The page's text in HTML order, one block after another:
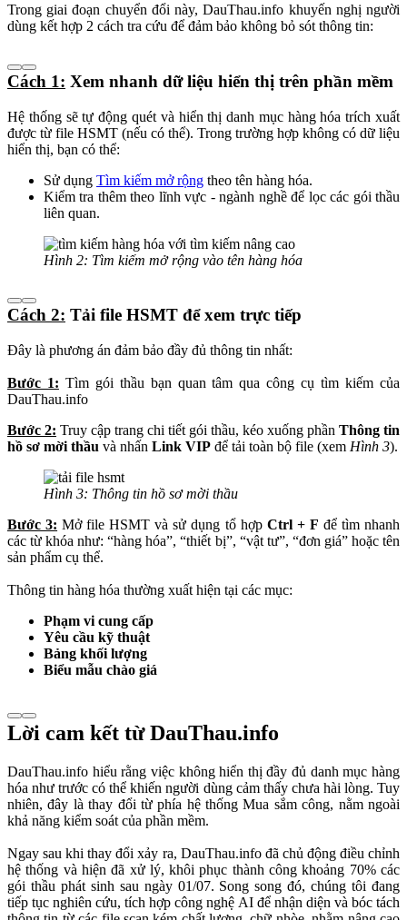
Trong giai đoạn chuyển đổi này, DauThau.info khuyến nghị người
dùng kết hợp 2 cách tra cứu để đảm bảo không bỏ sót thông tin:
Cách 1: Xem nhanh dữ liệu hiển thị trên phần mềm
Hệ thống sẽ tự động quét và hiển thị danh mục hàng hóa trích xuất
được từ file HSMT (nếu có thể). Trong trường hợp không có dữ liệu
hiển thị, bạn có thể:
Sử dụng Tìm kiếm mở rộng theo tên hàng hóa.
Kiểm tra thêm theo lĩnh vực - ngành nghề để lọc các gói thầu
liên quan.
Hình 2: Tìm kiếm mở rộng vào tên hàng hóa
Cách 2: Tải file HSMT để xem trực tiếp
Đây là phương án đảm bảo đầy đủ thông tin nhất:
Bước 1: Tìm gói thầu bạn quan tâm qua công cụ tìm kiếm của
DauThau.info
Bước 2: Truy cập trang chi tiết gói thầu, kéo xuống phần Thông tin
hồ sơ mời thầu và nhấn Link VIP để tải toàn bộ file (xem Hình 3).
Hình 3: Thông tin hồ sơ mời thầu
Bước 3: Mở file HSMT và sử dụng tổ hợp Ctrl + F để tìm nhanh
các từ khóa như: “hàng hóa”, “thiết bị”, “vật tư”, “đơn giá” hoặc tên
sản phẩm cụ thể.
Thông tin hàng hóa thường xuất hiện tại các mục:
Phạm vi cung cấp
Yêu cầu kỹ thuật
Bảng khối lượng
Biểu mẫu chào giá
Lời cam kết từ DauThau.info
DauThau.info hiểu rằng việc không hiển thị đầy đủ danh mục hàng
hóa như trước có thể khiến người dùng cảm thấy chưa hài lòng. Tuy
nhiên, đây là thay đổi từ phía hệ thống Mua sắm công, nằm ngoài
khả năng kiểm soát của phần mềm.
Ngay sau khi thay đổi xảy ra, DauThau.info đã chủ động điều chỉnh
hệ thống và hiện đã xử lý, khôi phục thành công khoảng 70% các
gói thầu phát sinh sau ngày 01/07. Song song đó, chúng tôi đang
tiếp tục nghiên cứu, tích hợp công nghệ AI để nhận diện và bóc tách